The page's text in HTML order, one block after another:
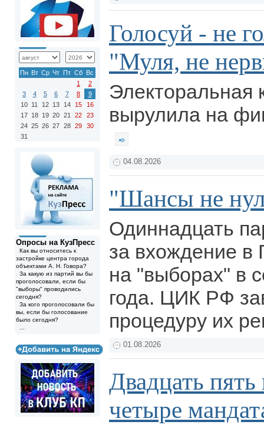
Пн Вт Ср Чт Пт Сб Вс
1
2
3
4 5 6 7 8
9
10 11 12 13 14 15
16
17 18 19 20 21 22
23
24 25 26 27 28 29
30
31
Опросы на КузПресс
Как вы относитесь к
застройке центра города
объектами А. Н. Говора?
За какую из партий вы бы
проголосовали, если бы
"выборы" проводились
сегодня?
За кого проголосовали бы
вы, если бы голосование
было сегодня?
Голосуй - не
"Муля, не
Электоральная
вырулила на
04.08.2026
"Шансы не
Одиннадцать
за вхождение в
на "выборах" в
года. ЦИК РФ
процедуру их
01.08.2026
Двадцать пять
четыре